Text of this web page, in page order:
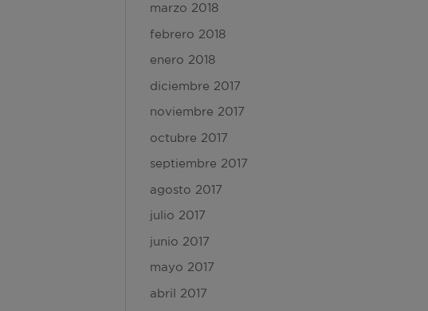
marzo 2018
febrero 2018
enero 2018
diciembre 2017
noviembre 2017
octubre 2017
septiembre 2017
agosto 2017
julio 2017
junio 2017
mayo 2017
abril 2017